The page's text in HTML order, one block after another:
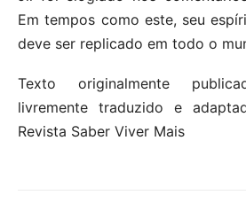
Em tempos como este, seu
deve ser replicado em todo o
Texto originalmente
livremente traduzido e
Revista Saber Viver Mais